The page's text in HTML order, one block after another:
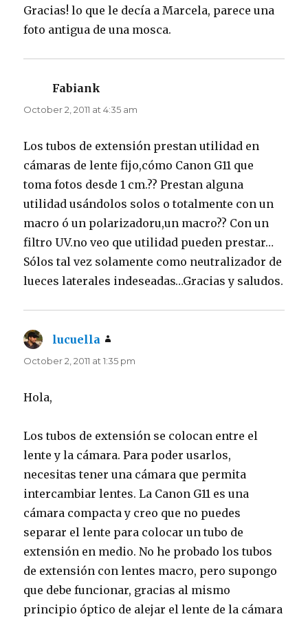
Gracias! lo que le decía a Marcela, parece una
foto antigua de una mosca.
Fabiank
October 2, 2011 at 4:35 am
Los tubos de extensión prestan utilidad en
cámaras de lente fijo,cómo Canon G11 que
toma fotos desde 1 cm.?? Prestan alguna
utilidad usándolos solos o totalmente con un
macro ó un polarizadoru,un macro?? Con un
filtro UV.no veo que utilidad pueden prestar…
Sólos tal vez solamente como neutralizador de
lueces laterales indeseadas…Gracias y saludos.
lucuella
October 2, 2011 at 1:35 pm
Hola,
Los tubos de extensión se colocan entre el
lente y la cámara. Para poder usarlos,
necesitas tener una cámara que permita
intercambiar lentes. La Canon G11 es una
cámara compacta y creo que no puedes
separar el lente para colocar un tubo de
extensión en medio. No he probado los tubos
de extensión con lentes macro, pero supongo
que debe funcionar, gracias al mismo
principio óptico de alejar el lente de la cámara